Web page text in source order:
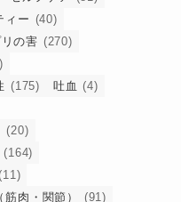
ィー (40)
の害 (270)
(175) 吐血 (4)
(20)
(164)
筋肉・関節） (91)